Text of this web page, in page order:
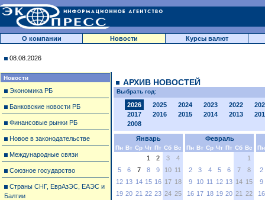
О компании Новости Курсы валют
08.08.2026
Новости
Экономика РБ
Банковские новости РБ
Финансовые рынки РБ
Новое в законодательстве
Международные связи
Союзное государство
Страны СНГ, ЕврАзЭС, ЕАЭС и
Балтии
АРХИВ НОВОСТЕЙ
Выбрать год:
2026 2025 2024 2023 2022
2017
2016 2015 2014 2013
2008
Январь
Пн Вт Ср Чт Пт Сб Вс
1 2 3
4
5
6 7 8 9 10 11
12 13 14 15 16 17 18
19 20 21 22 23 24 25
Февраль
Пн Вт Ср Чт Пт Сб Вс
1
2
3 4 5 6 7
8
9
10 11 12 13 14 15
16 17 18 19 20 21 22
Пн
2
9
16